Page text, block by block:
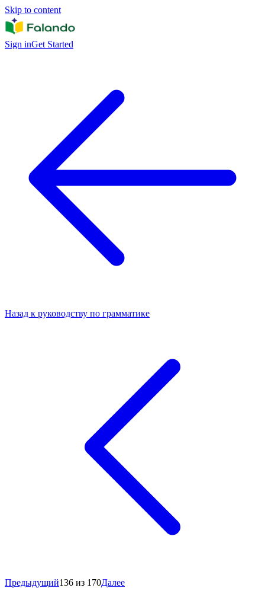
Skip to content
Sign inGet Started
Назад к руководству по грамматике
Предыдущий136 из 170Далее